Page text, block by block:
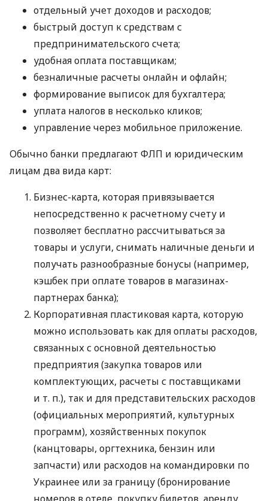
отдельный учет доходов и расходов;
быстрый доступ к средствам с
предпринимательского счета;
удобная оплата поставщикам;
безналичные расчеты онлайн и офлайн;
формирование выписок для бухгалтера;
уплата налогов в несколько кликов;
управление через мобильное приложение.
Обычно банки предлагают ФЛП и юридическим
лицам два вида карт:
Бизнес-карта, которая привязывается
непосредственно к расчетному счету и
позволяет бесплатно рассчитываться за
товары и услуги, снимать наличные деньги и
получать разнообразные бонусы (например,
кэшбек при оплате товаров в магазинах-
партнерах банка);
Корпоративная пластиковая карта, которую
можно использовать как для оплаты расходов,
связанных с основной деятельностью
предприятия (закупка товаров или
комплектующих, расчеты с поставщиками
и т. п.), так и для представительских расходов
(официальных мероприятий, культурных
программ), хозяйственных покупок
(канцтовары, оргтехника, бензин или
запчасти) или расходов на командировки по
Украинее или за границу (бронирование